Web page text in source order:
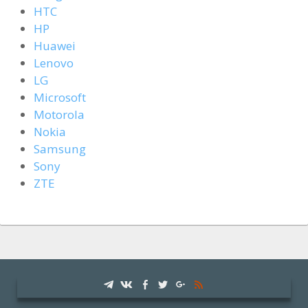
HTC
HP
Huawei
Lenovo
LG
Microsoft
Motorola
Nokia
Samsung
Sony
ZTE